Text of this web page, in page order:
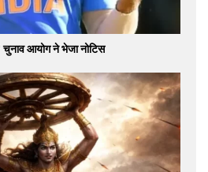
चुनाव आयोग ने भेजा नोटिस